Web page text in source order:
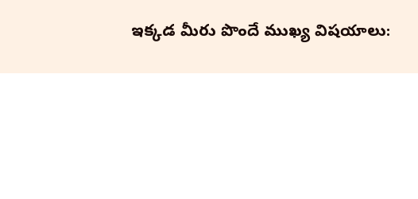
ఇక్కడ మీరు పొందే ముఖ్య విషయాలు: